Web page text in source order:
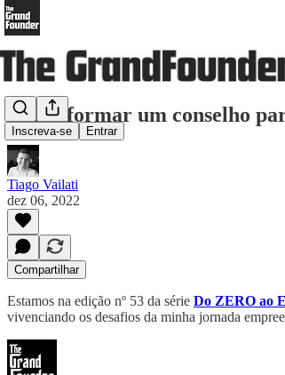
Inscreva-se Entrar
Como formar um conselho
Tiago Vailati
dez 06, 2022
Compartilhar
Estamos na edição nº 53 da série Do ZERO ao
vivenciando os desafios da minha jornada